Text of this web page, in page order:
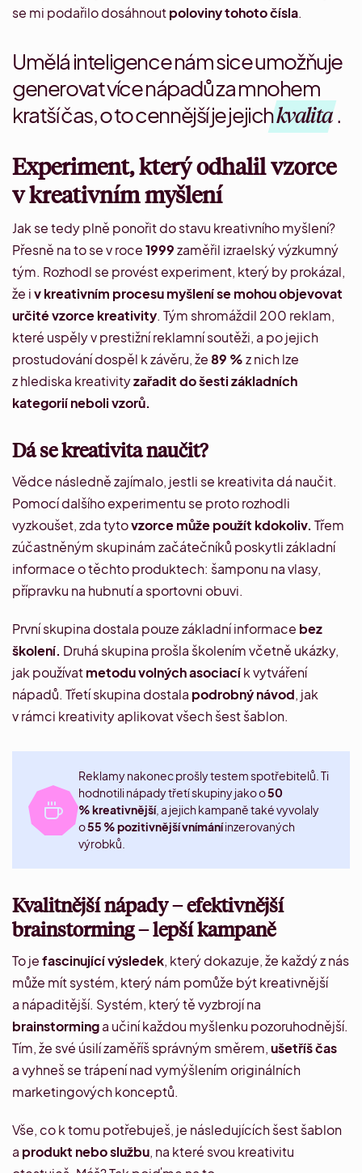
se mi podařilo dosáhnoutpoloviny tohoto čísla.
Umělá inteligence nám sice umožňuje
generovat více nápadů za mnohem
kratší čas, o to cennější je jejichkvalita.
Experiment, který odhalil vzorce
v kreativním myšlení
Jak se tedy plně ponořit do stavu kreativního myšlení?
Přesně na to se v roce1999zaměřil izraelský výzkumný
tým. Rozhodl se provést experiment, který by prokázal,
že iv kreativním procesu myšlení se mohou objevovat
určité vzorce kreativity. Tým shromáždil 200 reklam,
které uspěly v prestižní reklamní soutěži, a po jejich
prostudování dospěl k závěru, že89 %z nich lze
z hlediska kreativityzařadit do šesti základních
kategorií neboli vzorů.
Dá se kreativita naučit?
Vědce následně zajímalo, jestli se kreativita dá naučit.
Pomocí dalšího experimentu se proto rozhodli
vyzkoušet, zda tytovzorce může použít kdokoliv. Třem
zúčastněným skupinám začátečníků poskytli základní
informace o těchto produktech: šamponu na vlasy,
přípravku na hubnutí a sportovni obuvi.
První skupina dostala pouze základní informace bez
školení. Druhá skupina prošla školením včetně ukázky,
jak používatmetodu volných asociacík vytváření
nápadů. Třetí skupina dostala podrobný návod, jak
v rámci kreativity aplikovat všech šest šablon.
Reklamy nakonec prošly testem spotřebitelů. Ti
hodnotili nápady třetí skupiny jako o50
% kreativnější, a jejich kampaně také vyvolaly
o55 % pozitivnější vnímáníinzerovaných
výrobků.
Kvalitnější nápady – efektivnější
brainstorming – lepší kampaně
To jefascinující výsledek, který dokazuje, že každý z nás
může mít systém, který nám pomůže být kreativnější
a nápaditější. Systém, který tě vyzbrojí na
brainstorminga učiní každou myšlenku pozoruhodnější.
Tím, že své úsilí zaměříš správným směrem,ušetříš čas
a vyhneš se trápení nad vymýšlením originálních
marketingových konceptů.
Vše, co k tomu potřebuješ, je následujících šest šablon
a produkt nebo službu, na které svou kreativitu